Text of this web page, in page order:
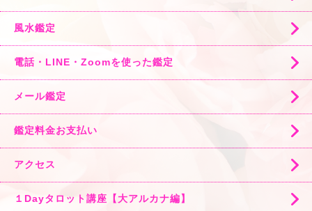
風水鑑定
電話・LINE・Zoomを使った鑑定
メール鑑定
鑑定料金お支払い
アクセス
１Dayタロット講座【大アルカナ編】